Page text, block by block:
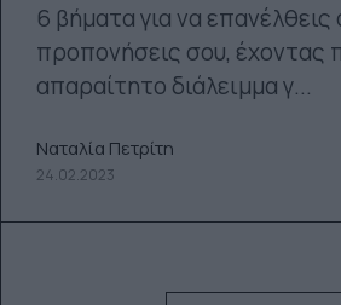
6 βήματα για να επανέλθεις
προπονήσεις σου, έχοντας
απαραίτητο διάλειμμα γ...
Ναταλία Πετρίτη
24.02.2023